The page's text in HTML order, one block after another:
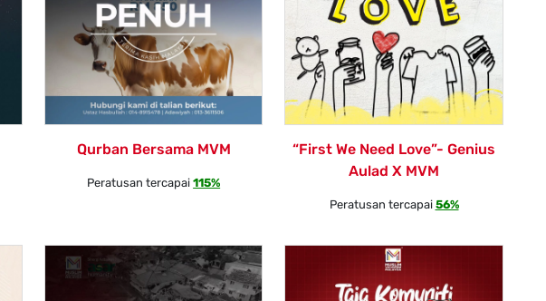
Qurban Bersama MVM
Peratusan tercapai115%
“First We Need Love”- Genius
Aulad X MVM
Peratusan tercapai 56%